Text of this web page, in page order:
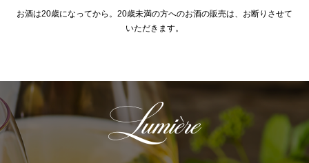
お酒は20歳になってから。20歳未満の方へのお酒の販売は、お断りさせて
いただきます。